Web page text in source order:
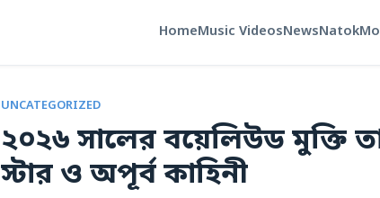
HomeMusic VideosNewsNatok
UNCATEGORIZED
২০২৬ সালের বয়েলিউড মুক্তি
স্টার ও অপূর্ব কাহিনী